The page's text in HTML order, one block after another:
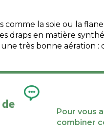
comme la soie ou la
draps en matière
très bonne aération
Pour vous
combiner